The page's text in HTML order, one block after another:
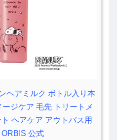
ヘアミルク ボトル入り本
ジケア 毛先 トリートメ
ヘアケア アウトバス用
公式